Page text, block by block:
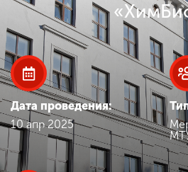
Об университете
Абитуриенту
Обучение
Дата проведения:
10 апр 2025